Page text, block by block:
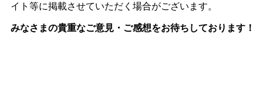
イト等に掲載させていただく場合がございます。
みなさまの貴重なご意見・ご感想をお待ちしております！